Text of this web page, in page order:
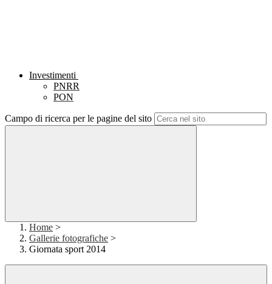
Investimenti
PNRR
PON
Campo di ricerca per le pagine del sito
Home >
Gallerie fotografiche >
Giornata sport 2014